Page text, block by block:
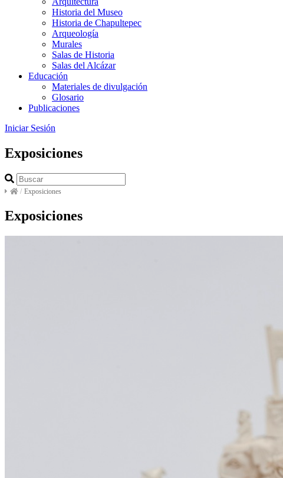
Historia del Museo
Historia de Chapultepec
Arqueología
Murales
Salas de Historia
Salas del Alcázar
Educación
Materiales de divulgación
Glosario
Publicaciones
Iniciar Sesión
Exposiciones
/ Exposiciones
Exposiciones